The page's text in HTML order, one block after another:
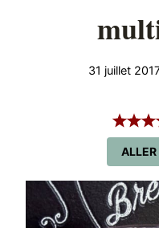
31 juillet
ALLER